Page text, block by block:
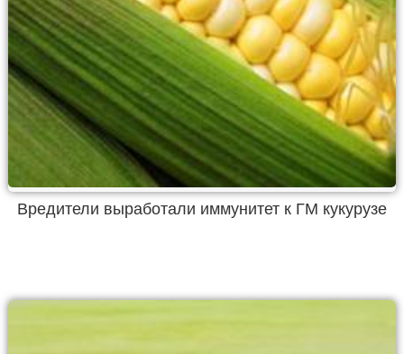
Вредители выработали иммунитет к ГМ кукурузе